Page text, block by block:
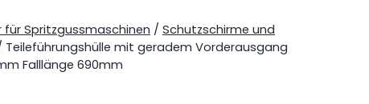
für Spritzgussmaschinen / Schutzschirme und
Teileführungshülle mit geradem Vorderausgang
Falllänge 690mm